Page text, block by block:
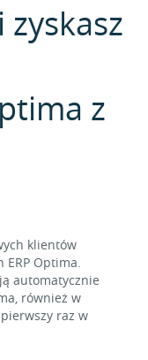
zyskasz
z
klientów
ERP Optima.
automatycznie
również w
raz w